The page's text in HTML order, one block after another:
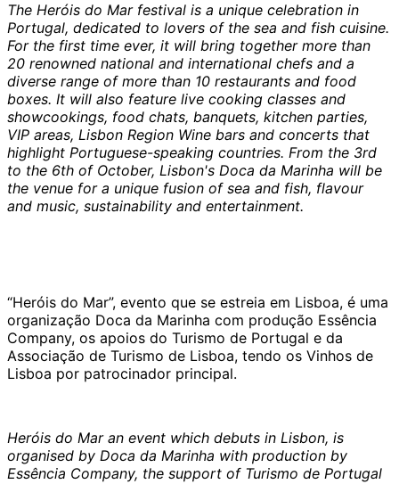
The Heróis do Mar festival is a unique celebration in
Portugal, dedicated to lovers of the sea and fish cuisine.
For the first time ever, it will bring together more than
20 renowned national and international chefs and a
diverse range of more than 10 restaurants and food
boxes. It will also feature live cooking classes and
showcookings, food chats, banquets, kitchen parties,
VIP areas, Lisbon Region Wine bars and concerts that
highlight Portuguese-speaking countries. From the 3rd
to the 6th of October, Lisbon's Doca da Marinha will be
the venue for a unique fusion of sea and fish, flavour
and music, sustainability and entertainment.
“Heróis do Mar”, evento que se estreia em Lisboa, é uma
organização Doca da Marinha com produção Essência
Company, os apoios do Turismo de Portugal e da
Associação de Turismo de Lisboa, tendo os Vinhos de
Lisboa por patrocinador principal.
Heróis do Mar an event which debuts in Lisbon, is
organised by Doca da Marinha with production by
Essência Company, the support of Turismo de Portugal